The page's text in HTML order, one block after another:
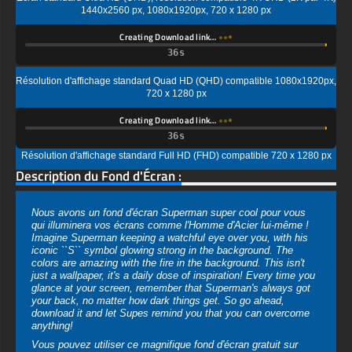
Résolution d'affichage standard Quad HD (QHD) compatible 1080x1920px,
Creating Download link…
Résolution d'affichage standard Full HD (FHD) compatible 720 x 1280 px
Description du Fond d'Écran :
Nous avons un fond d'écran Superman super cool pour vous
qui illuminera vos écrans comme l'Homme d'Acier lui-même !
Imagine Superman keeping a watchful eye over you, with his
iconic ``S`` symbol glowing strong in the background. ‍The
colors are amazing with the fire in the background. This isn't
glance at your screen, remember that Superman's always got
your back, no matter how dark things get. So go ahead,
download it and let Supes remind you that you can overcome
anything!
Vous pouvez utiliser ce magnifique fond d'écran gratuit sur
votre appareil :
-Superman on fire wallpaper 4K HD ULTRA HD for PC Desktop
& Laptop (including popular brands like Apple MacBook, Dell
XPS, HP Spectre, Lenovo ThinkPad, Asus ROG Strix,
Microsoft Surface, Acer, MSI, Toshiba, Samsung, Razer, LG